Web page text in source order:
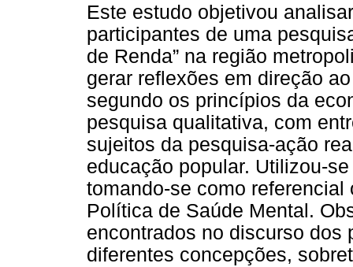
Este estudo objetivou
participantes de uma
de Renda” na região
gerar reflexões em direção
segundo os princípios da
pesquisa qualitativa, com
sujeitos da pesquisa-ação
educação popular. Utilizou-
tomando-se como
Política de Saúde Mental.
encontrados no discurso dos
diferentes concepções,